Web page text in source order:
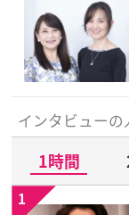
インタビューの
1時間
1